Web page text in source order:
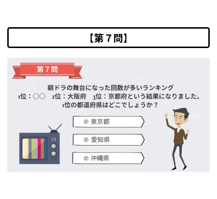
【第７問】